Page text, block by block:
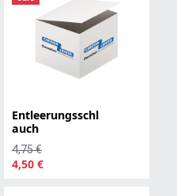
Entleerungsschl
auch
4,75 €
4,50 €